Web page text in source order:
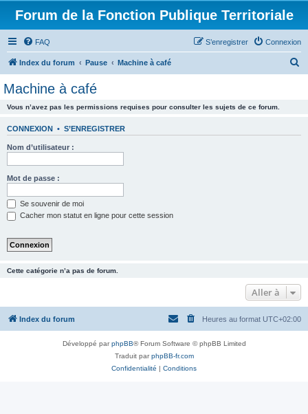
Forum de la Fonction Publique Territoriale
FAQ Connexion
S’enregistrer
Index du forum Pause Machine à café
Machine à café
Vous n’avez pas les permissions requises pour consulter les sujets de ce forum.
CONNEXION • S’ENREGISTRER
Nom d’utilisateur :
Mot de passe :
Se souvenir de moi
Cacher mon statut en ligne pour cette session
Cette catégorie n’a pas de forum.
Aller à
Index du forum Heures au format UTC+02:00
Développé parphpBB® Forum Software © phpBB Limited
Traduit parphpBB-fr.com
Confidentialité | Conditions